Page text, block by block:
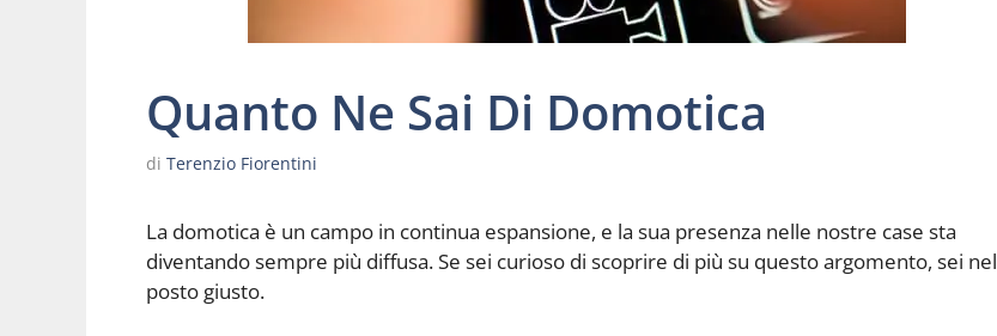
Quanto Ne Sai Di Domotica
di Terenzio Fiorentini
La domotica è un campo in continua espansione, e la sua presenza nelle nostre case sta
diventando sempre più diffusa. Se sei curioso di scoprire di più su questo argomento, sei nel
posto giusto.